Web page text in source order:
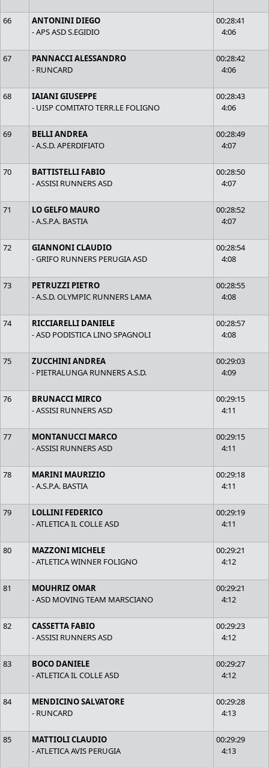
66
ANTONINI DIEGO
- APS ASD S.EGIDIO
00:28:41
4:06
67
PANNACCI ALESSANDRO
- RUNCARD
00:28:42
4:06
68
IAIANI GIUSEPPE
- UISP COMITATO TERR.LE FOLIGNO
00:28:43
4:06
69
BELLI ANDREA
- A.S.D. APERDIFIATO
00:28:49
4:07
70
BATTISTELLI FABIO
- ASSISI RUNNERS ASD
00:28:50
4:07
71
LO GELFO MAURO
- A.S.P.A. BASTIA
00:28:52
4:07
72
GIANNONI CLAUDIO
- GRIFO RUNNERS PERUGIA ASD
00:28:54
4:08
73
PETRUZZI PIETRO
- A.S.D. OLYMPIC RUNNERS LAMA
00:28:55
4:08
74
RICCIARELLI DANIELE
- ASD PODISTICA LINO SPAGNOLI
00:28:57
4:08
75
ZUCCHINI ANDREA
- PIETRALUNGA RUNNERS A.S.D.
00:29:03
4:09
76
BRUNACCI MIRCO
- ASSISI RUNNERS ASD
00:29:15
4:11
77
MONTANUCCI MARCO
- ASSISI RUNNERS ASD
00:29:15
4:11
78
MARINI MAURIZIO
- A.S.P.A. BASTIA
00:29:18
4:11
79
LOLLINI FEDERICO
- ATLETICA IL COLLE ASD
00:29:19
4:11
80
MAZZONI MICHELE
- ATLETICA WINNER FOLIGNO
00:29:21
4:12
81
MOUHRIZ OMAR
- ASD MOVING TEAM MARSCIANO
00:29:21
4:12
82
CASSETTA FABIO
- ASSISI RUNNERS ASD
00:29:23
4:12
83
BOCO DANIELE
- ATLETICA IL COLLE ASD
00:29:27
4:12
84
MENDICINO SALVATORE
- RUNCARD
00:29:28
4:13
85
MATTIOLI CLAUDIO
- ATLETICA AVIS PERUGIA
00:29:29
4:13